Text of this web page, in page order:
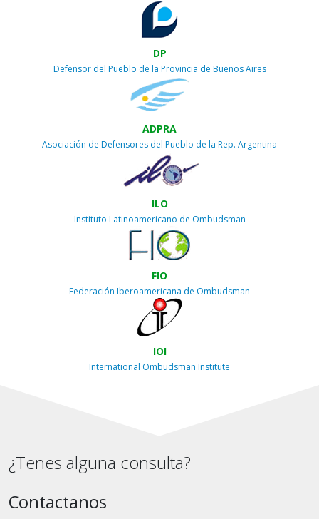
DP
Defensor del Pueblo de la Provincia de Buenos Aires
ADPRA
Asociación de Defensores del Pueblo de la Rep. Argentina
ILO
Instituto Latinoamericano de Ombudsman
FIO
Federación Iberoamericana de Ombudsman
IOI
International Ombudsman Institute
¿Tenes alguna consulta?
Contactanos